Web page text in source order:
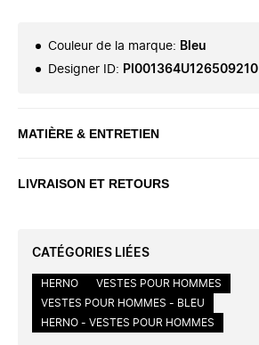
Couleur de la marque: Bleu
Designer ID: PI001364U126509210
MATIÈRE & ENTRETIEN
LIVRAISON ET RETOURS
CATÉGORIES LIÉES
HERNO
VESTES POUR HOMMES
VESTES POUR HOMMES - BLEU
HERNO - VESTES POUR HOMMES